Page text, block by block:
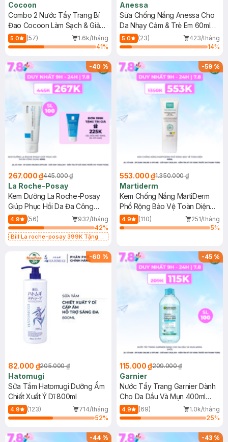
Cocoon
Combo 2 Nước Tẩy Trang Bí
Đao Cocoon Làm Sạch & Giảm
Dầu 500ml
5.0 (57)
1.6k/tháng
41%
Anessa
Sữa Chống Nắng Anessa Cho
Da Nhạy Cảm & Trẻ Em 60ml
(Mới)
5.0 (23)
423/tháng
14%
-40%
267.000 ₫445.000 ₫
La Roche-Posay
Kem Dưỡng La Roche-Posay
Giúp Phục Hồi Da Đa Công
Dụng 40ml
4.9 (56)
932/tháng
42%
Bill La roche-posay 399K Tặng
(SL có hạn)
-59%
553.000 ₫1.350.000 ₫
Martiderm
Kem Chống Nắng MartiDerm
Phổ Rộng Bảo Vệ Toàn Diện
40ml
4.9 (110)
251/tháng
5%
-60 %
82.000 ₫205.000 ₫
Hatomugi
Sữa Tắm Hatomugi Dưỡng Ẩm
Chiết Xuất Ý Dĩ 800ml
4.9 (123)
714/tháng
52%
-45%
115.000 ₫209.000 ₫
Garnier
Nước Tẩy Trang Garnier Dành
Cho Da Dầu Và Mụn 400ml
(Mới)
4.9 (69)
1.0k/tháng
25%
-44% -43%